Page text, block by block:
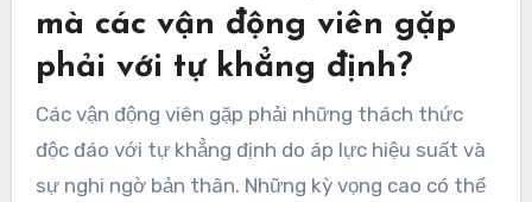
mà các vận động viên gặp
phải với tự khẳng định?
Các vận động viên gặp phải những thách thức
độc đáo với tự khẳng định do áp lực hiệu suất và
sự nghi ngờ bản thân. Những kỳ vọng cao có thể